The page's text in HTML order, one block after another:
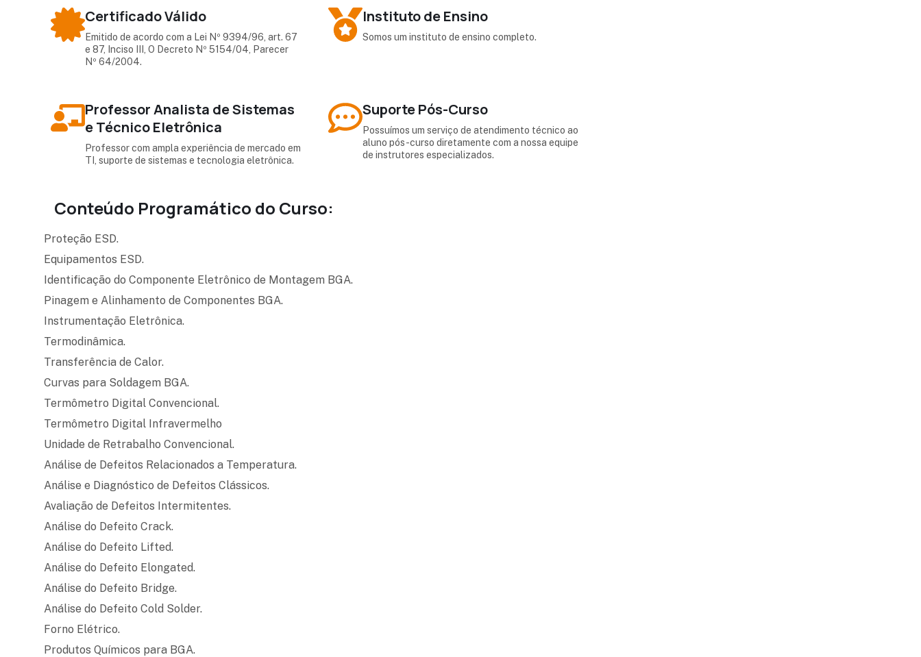
Certificado Válido
Emitido de acordo com a Lei Nº 9394/96, art. 67
e 87, Inciso III, O Decreto Nº 5154/04, Parecer
Nº 64/2004.
Instituto de Ensino
Somos um instituto de ensino completo.
Professor Analista de Sistemas
e Técnico Eletrônica
Professor com ampla experiência de mercado em
TI, suporte de sistemas e tecnologia eletrônica.
Suporte Pós-Curso
Possuímos um serviço de atendimento técnico ao
aluno pós-curso diretamente com a nossa equipe
de instrutores especializados.
Conteúdo Programático do Curso:
Proteção ESD.
Equipamentos ESD.
Identificação do Componente Eletrônico de Montagem BGA.
Pinagem e Alinhamento de Componentes BGA.
Instrumentação Eletrônica.
Termodinâmica.
Transferência de Calor.
Curvas para Soldagem BGA.
Termômetro Digital Convencional.
Termômetro Digital Infravermelho
Unidade de Retrabalho Convencional.
Análise de Defeitos Relacionados a Temperatura.
Análise e Diagnóstico de Defeitos Clássicos.
Avaliação de Defeitos Intermitentes.
Análise do Defeito Crack.
Análise do Defeito Lifted.
Análise do Defeito Elongated.
Análise do Defeito Bridge.
Análise do Defeito Cold Solder.
Forno Elétrico.
Produtos Químicos para BGA.